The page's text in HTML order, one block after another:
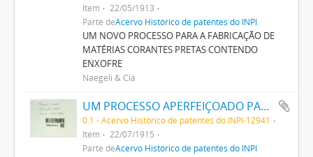
Item
22/05/1913
Parte deAcervo Histórico de patentes do INPI
UM NOVO PROCESSO PARA A FABRICAÇÃO DE
MATÉRIAS CORANTES PRETAS CONTENDO
ENXOFRE
Naegeli & Cia
UM PROCESSO APERFEIÇOADO PARA PRODUZIR AZUL DA PRUSSIA
0.1 - Acervo Histórico de patentes do INPI-12941
Item
22/07/1915
Parte deAcervo Histórico de patentes do INPI